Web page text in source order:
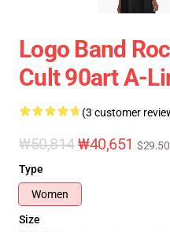
Logo Band
Cult 90art A-
(3 customer
₩50,814₩40,651 $29.50
Type
Women
Size